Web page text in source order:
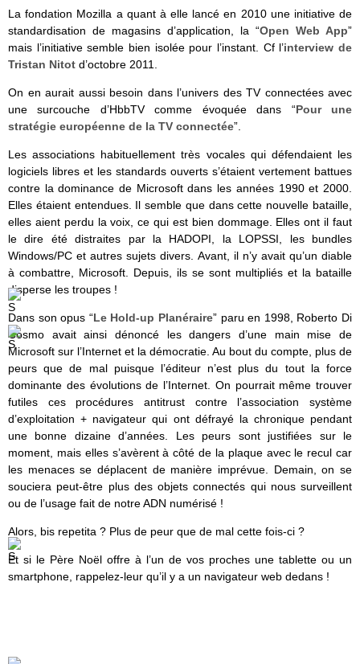
La fondation Mozilla a quant à elle lancé en 2010 une initiative de
standardisation de magasins d’application, la “Open Web App”
mais l’initiative semble bien isolée pour l’instant. Cf l’interview de
Tristan Nitot d’octobre 2011.
On en aurait aussi besoin dans l’univers des TV connectées avec
une surcouche d’HbbTV comme évoquée dans “Pour une
stratégie européenne de la TV connectée”.
Les associations habituellement très vocales qui défendaient les
logiciels libres et les standards ouverts s’étaient vertement battues
contre la dominance de Microsoft dans les années 1990 et 2000.
Elles étaient entendues. Il semble que dans cette nouvelle bataille,
elles aient perdu la voix, ce qui est bien dommage. Elles ont il faut
le dire été distraites par la HADOPI, la LOPSSI, les bundles
Windows/PC et autres sujets divers. Avant, il n’y avait qu’un diable
à combattre, Microsoft. Depuis, ils se sont multipliés et la bataille
disperse les troupes !
Dans son opus “Le Hold-up Planéraire” paru en 1998, Roberto Di
Cosmo avait ainsi dénoncé les dangers d’une main mise de
Microsoft sur l’Internet et la démocratie. Au bout du compte, plus de
peurs que de mal puisque l’éditeur n’est plus du tout la force
dominante des évolutions de l’Internet. On pourrait même trouver
futiles ces procédures antitrust contre l’association système
d’exploitation + navigateur qui ont défrayé la chronique pendant
une bonne dizaine d’années. Les peurs sont justifiées sur le
moment, mais elles s’avèrent à côté de la plaque avec le recul car
les menaces se déplacent de manière imprévue. Demain, on se
souciera peut-être plus des objets connectés qui nous surveillent
ou de l’usage fait de notre ADN numérisé !
Alors, bis repetita ? Plus de peur que de mal cette fois-ci ?
Et si le Père Noël offre à l’un de vos proches une tablette ou un
smartphone, rappelez-leur qu’il y a un navigateur web dedans !